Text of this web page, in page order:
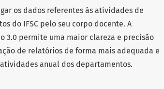
os dados referentes às atividades de
do IFSC pelo seu corpo docente. A
3.0 permite uma maior clareza e precisão
de relatórios de forma mais adequada e
anual dos departamentos.